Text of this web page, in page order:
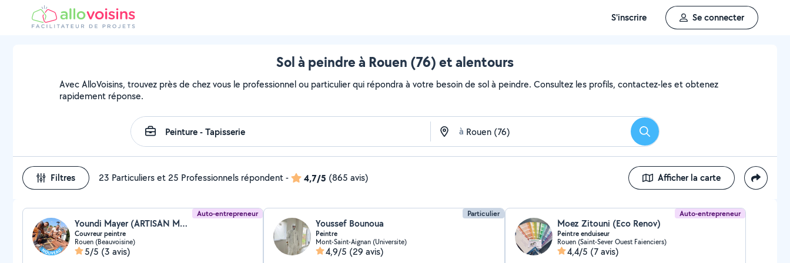
S'inscrire Se connecter
Sol à peindre à Rouen (76) et alentours
Avec AlloVoisins, trouvez près de chez vous le professionnel ou particulier qui répondra à votre besoin de sol à peindre. Consultez les profils, contactez-les et obtenez
rapidement réponse.
à Rechercher
Filtres 23 Particuliers et 25 Professionnels répondent- 4,7/5 (865 avis) Afficher la carte
Auto-entrepreneur
Youndi Mayer (ARTISAN MAYER)
Couvreur peintre
Rouen (Beauvoisine)
5/5 (3 avis)
Particulier
Youssef Bounoua
Peintre
Mont-Saint-Aignan (Universite)
4,9/5 (29 avis)
Auto-entrepreneur
Moez Zitouni (Eco Renov)
Peintre enduiseur
Rouen (Saint-Sever Ouest Faienciers)
4,4/5 (7 avis)